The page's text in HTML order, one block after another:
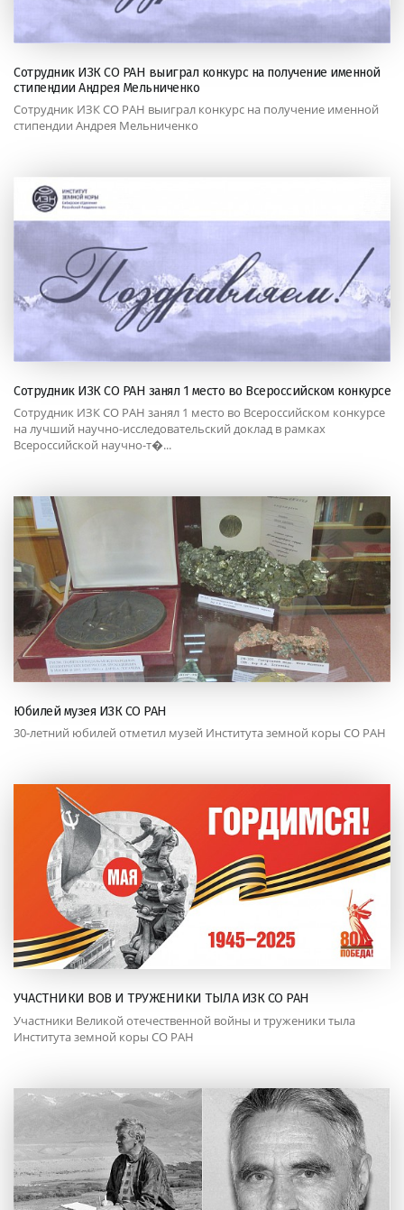
Сотрудник ИЗК СО РАН выиграл конкурс на получение именной
стипендии Андрея Мельниченко
Сотрудник ИЗК СО РАН выиграл конкурс на получение именной
стипендии Андрея Мельниченко
Сотрудник ИЗК СО РАН занял 1 место во Всероссийском конкурсе
Сотрудник ИЗК СО РАН занял 1 место во Всероссийском конкурсе
на лучший научно-исследовательский доклад в рамках
Всероссийской научно-т�...
Юбилей музея ИЗК СО РАН
30-летний юбилей отметил музей Института земной коры СО РАН
УЧАСТНИКИ ВОВ И ТРУЖЕНИКИ ТЫЛА ИЗК СО РАН
Участники Великой отечественной войны и труженики тыла
Института земной коры СО РАН